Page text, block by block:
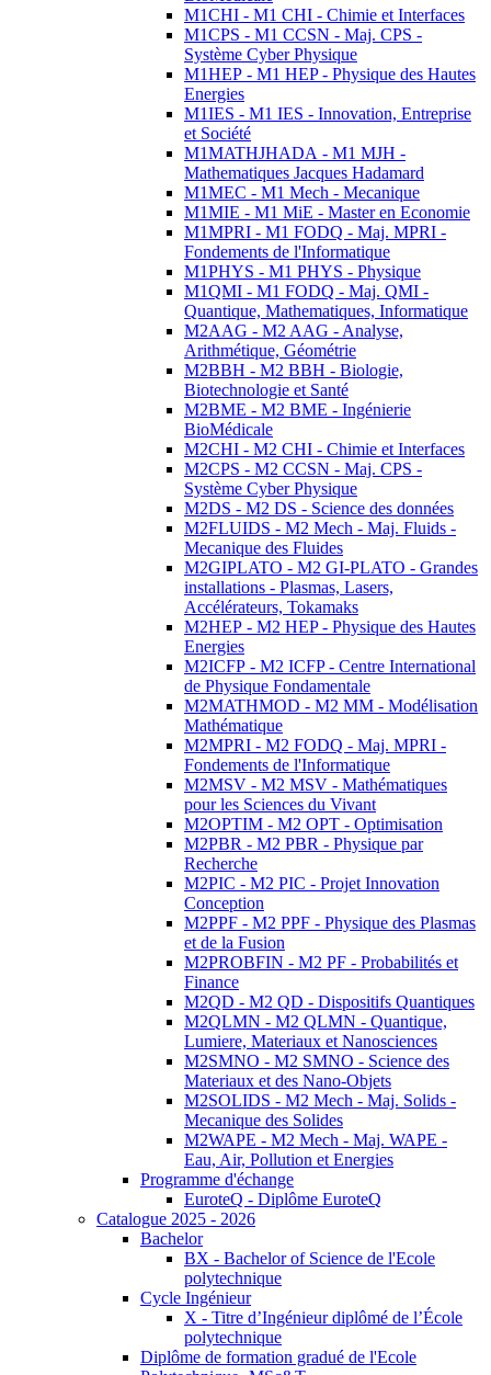
M1CHI - M1 CHI - Chimie et Interfaces
M1CPS - M1 CCSN - Maj. CPS -
Système Cyber Physique
M1HEP - M1 HEP - Physique des Hautes
Energies
M1IES - M1 IES - Innovation, Entreprise
et Société
M1MATHJHADA - M1 MJH -
Mathematiques Jacques Hadamard
M1MEC - M1 Mech - Mecanique
M1MIE - M1 MiE - Master en Economie
M1MPRI - M1 FODQ - Maj. MPRI -
Fondements de l'Informatique
M1PHYS - M1 PHYS - Physique
M1QMI - M1 FODQ - Maj. QMI -
Quantique, Mathematiques, Informatique
M2AAG - M2 AAG - Analyse,
Arithmétique, Géométrie
M2BBH - M2 BBH - Biologie,
Biotechnologie et Santé
M2BME - M2 BME - Ingénierie
BioMédicale
M2CHI - M2 CHI - Chimie et Interfaces
M2CPS - M2 CCSN - Maj. CPS -
Système Cyber Physique
M2DS - M2 DS - Science des données
M2FLUIDS - M2 Mech - Maj. Fluids -
Mecanique des Fluides
M2GIPLATO - M2 GI-PLATO - Grandes
installations - Plasmas, Lasers,
Accélérateurs, Tokamaks
M2HEP - M2 HEP - Physique des Hautes
Energies
M2ICFP - M2 ICFP - Centre International
de Physique Fondamentale
M2MATHMOD - M2 MM - Modélisation
Mathématique
M2MPRI - M2 FODQ - Maj. MPRI -
Fondements de l'Informatique
M2MSV - M2 MSV - Mathématiques
pour les Sciences du Vivant
M2OPTIM - M2 OPT - Optimisation
M2PBR - M2 PBR - Physique par
Recherche
M2PIC - M2 PIC - Projet Innovation
Conception
M2PPF - M2 PPF - Physique des Plasmas
et de la Fusion
M2PROBFIN - M2 PF - Probabilités et
Finance
M2QD - M2 QD - Dispositifs Quantiques
M2QLMN - M2 QLMN - Quantique,
Lumiere, Materiaux et Nanosciences
M2SMNO - M2 SMNO - Science des
Materiaux et des Nano-Objets
M2SOLIDS - M2 Mech - Maj. Solids -
Mecanique des Solides
M2WAPE - M2 Mech - Maj. WAPE -
Eau, Air, Pollution et Energies
Programme d'échange
EuroteQ - Diplôme EuroteQ
Catalogue 2025 - 2026
Bachelor
BX - Bachelor of Science de l'Ecole
polytechnique
Cycle Ingénieur
X - Titre d’Ingénieur diplômé de l’École
polytechnique
Diplôme de formation gradué de l'Ecole